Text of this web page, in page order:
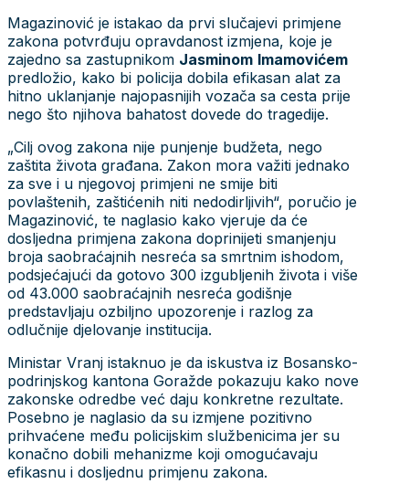
Magazinović je istakao da prvi slučajevi primjene
zakona potvrđuju opravdanost izmjena, koje je
zajedno sa zastupnikom Jasminom Imamovićem
predložio, kako bi policija dobila efikasan alat za
hitno uklanjanje najopasnijih vozača sa cesta prije
nego što njihova bahatost dovede do tragedije.
„Cilj ovog zakona nije punjenje budžeta, nego
zaštita života građana. Zakon mora važiti jednako
za sve i u njegovoj primjeni ne smije biti
povlaštenih, zaštićenih niti nedodirljivih“, poručio je
Magazinović, te naglasio kako vjeruje da će
dosljedna primjena zakona doprinijeti smanjenju
broja saobraćajnih nesreća sa smrtnim ishodom,
podsjećajući da gotovo 300 izgubljenih života i više
od 43.000 saobraćajnih nesreća godišnje
predstavljaju ozbiljno upozorenje i razlog za
odlučnije djelovanje institucija.
Ministar Vranj istaknuo je da iskustva iz Bosansko-
podrinjskog kantona Goražde pokazuju kako nove
zakonske odredbe već daju konkretne rezultate.
Posebno je naglasio da su izmjene pozitivno
prihvaćene među policijskim službenicima jer su
konačno dobili mehanizme koji omogućavaju
efikasnu i dosljednu primjenu zakona.